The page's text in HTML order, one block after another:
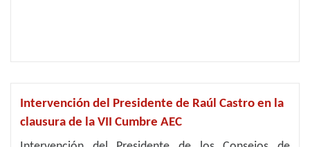
Intervención del Presidente de Raúl Castro en la
clausura de la VII Cumbre AEC